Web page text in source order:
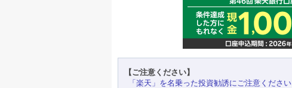
【ご注意ください】
「楽天」を名乗った投資勧誘にご注意ください